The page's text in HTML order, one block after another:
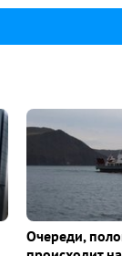
Очереди,